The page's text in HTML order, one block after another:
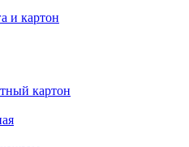
и картон
картон